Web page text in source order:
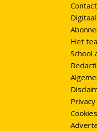
Contact
Het
School
Privacy
Cookies